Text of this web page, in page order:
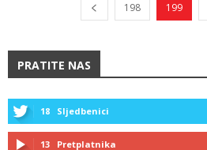
198 199
PRATITE NAS
18 Sljedbenici
13 Pretplatnika